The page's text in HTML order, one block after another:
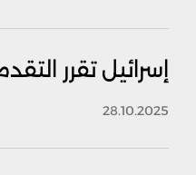
إسرائيل تقرر
28.10.2025